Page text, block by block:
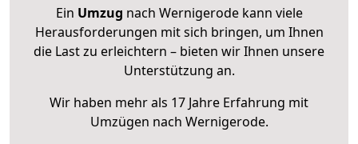
Ein Umzug nach Wernigerode kann viele
Herausforderungen mit sich bringen, um Ihnen
die Last zu erleichtern – bieten wir Ihnen unsere
Unterstützung an.
Wir haben mehr als 17 Jahre Erfahrung mit
Umzügen nach Wernigerode.